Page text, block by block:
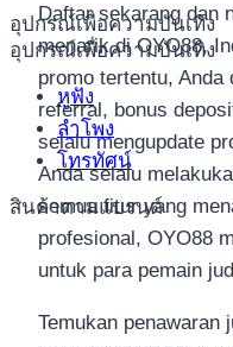
อุปกรณ์เพื่อความบันเทิง
อุปกรณ์เพื่อความบันเทิง
หูฟัง
ลำโพง
โทรทัศน์
สินค้าตามแบรนด์
Daftar sekarang dan
menarik di OYO88,
promo tertentu, Anda
referral, bonus
selalu mengupdate
Anda selalu
semua fitur yang
profesional, OYO88
untuk para pemain
Temukan penawaran